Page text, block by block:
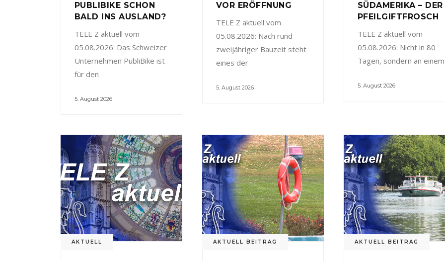
PUBLIBIKE SCHON
BALD INS AUSLAND?
TELE Z aktuell vom
05.08.2026: Das Schweizer
Unternehmen PubliBike ist
für den
5. August 2026
VOR ERÖFFNUNG
TELE Z aktuell vom
05.08.2026: Nach rund
zweijähriger Bauzeit steht
eines der
5. August 2026
SÜDAMERIKA – DER
PFEILGIFTFROSCH
TELE Z aktuell vom
05.08.2026: Nicht in 80
Tagen, sondern an einem
5. August 2026
AKTUELL AKTUELL BEITRAG AKTUELL BEITRAG